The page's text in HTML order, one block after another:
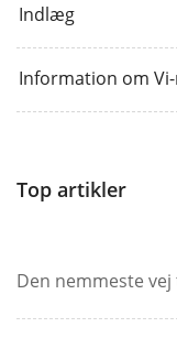
Indlæg
Information om
Top artikler
Den nemmeste